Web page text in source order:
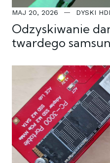
MAJ 20, 2026 DYSKI
Odzyskiwanie
twardego